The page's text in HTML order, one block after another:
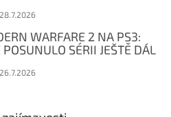
28.7.2026
WARFARE 2 NA PS3:
SÉRII JEŠTĚ DÁL
26.7.2026